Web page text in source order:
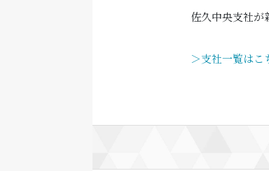
佐久中央支社が
＞支社一覧はこ